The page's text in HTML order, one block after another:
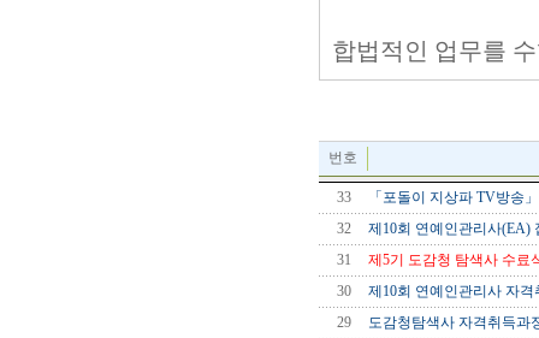
합법적인 업무를
번호
33
「포돌이 지상파 TV방송
32
제10회 연예인관리사(EA)
31
제5기 도감청 탐색사 수료
30
제10회 연예인관리사 자
29
도감청탐색사 자격취득과